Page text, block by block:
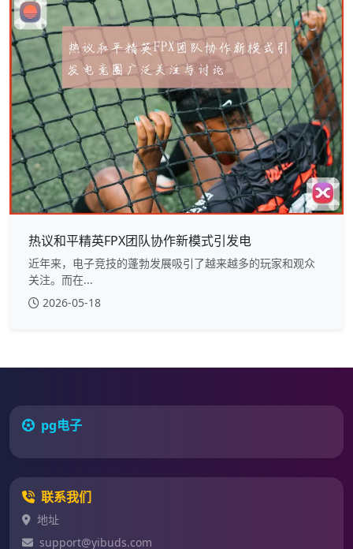
热议和平精英FPX团队协作新模式引发电
近年来，电子竞技的蓬勃发展吸引了越来越多的玩家和观众
关注。而在...
2026-05-18
pg电子
联系我们
地址
support@yibuds.com